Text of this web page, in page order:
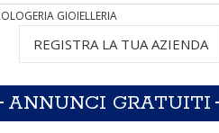
GIOIELLERIA
REGISTRA LA TUA AZIENDA
ANNUNCI GRATUITI